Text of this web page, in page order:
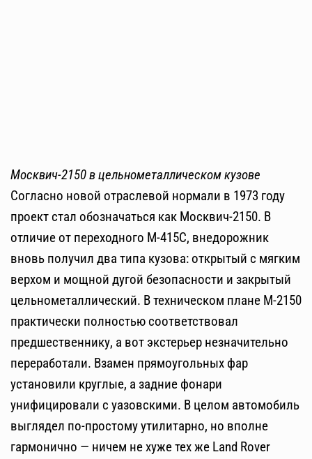
Москвич-2150 в цельнометаллическом кузове
Согласно новой отраслевой нормали в 1973 году
проект стал обозначаться как Москвич-2150. В
отличие от переходного М-415С, внедорожник
вновь получил два типа кузова: открытый с мягким
верхом и мощной дугой безопасности и закрытый
цельнометаллический. В техническом плане М-2150
практически полностью соответствовал
предшественнику, а вот экстерьер незначительно
переработали. Взамен прямоугольных фар
установили круглые, а задние фонари
унифицировали с уазовскими. В целом автомобиль
выглядел по-простому утилитарно, но вполне
гармонично — ничем не хуже тех же Land Rover